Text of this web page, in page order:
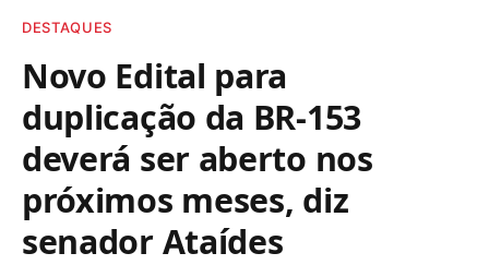
DESTAQUES
Novo Edital para
duplicação da BR-153
deverá ser aberto nos
próximos meses, diz
senador Ataídes